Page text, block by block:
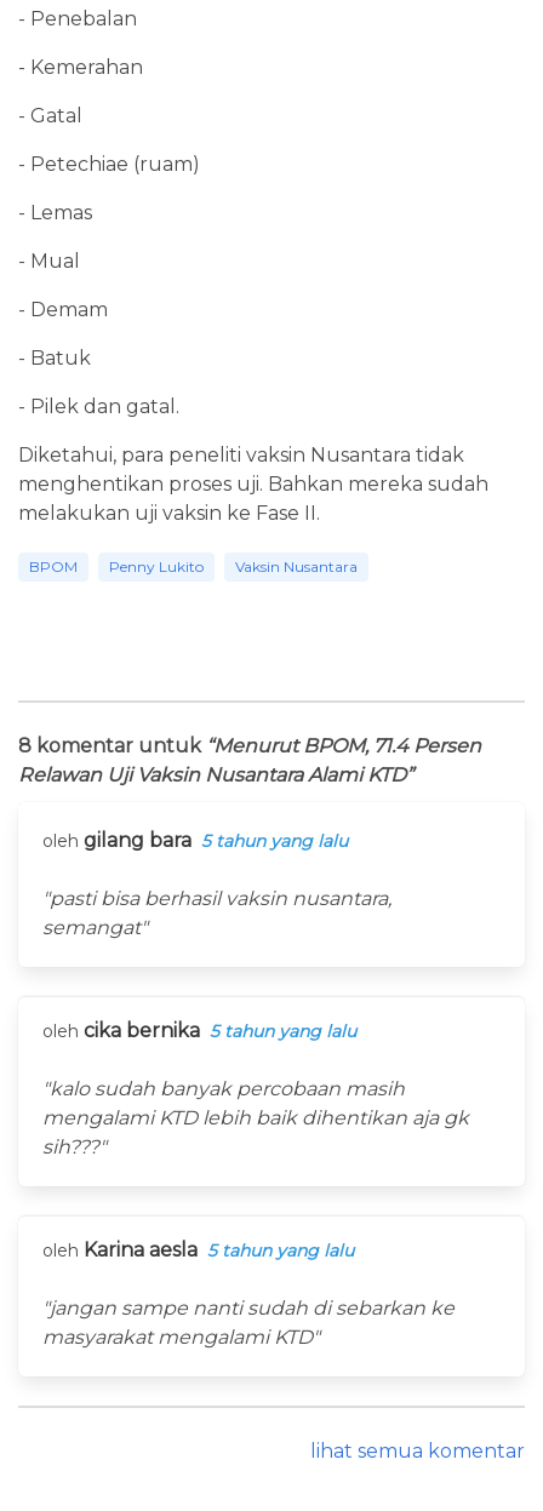
- Penebalan
- Kemerahan
- Gatal
- Petechiae (ruam)
- Lemas
- Mual
- Demam
- Batuk
- Pilek dan gatal.
Diketahui, para peneliti vaksin Nusantara tidak
menghentikan proses uji. Bahkan mereka sudah
melakukan uji vaksin ke Fase II.
BPOM Penny Lukito Vaksin Nusantara
8 komentar untuk “Menurut BPOM, 71.4 Persen
Relawan Uji Vaksin Nusantara Alami KTD”
oleh gilang bara 5 tahun yang lalu
"pasti bisa berhasil vaksin nusantara,
semangat"
oleh cika bernika 5 tahun yang lalu
"kalo sudah banyak percobaan masih
mengalami KTD lebih baik dihentikan aja gk
sih???"
oleh Karina aesla 5 tahun yang lalu
"jangan sampe nanti sudah di sebarkan ke
masyarakat mengalami KTD"
lihat semua komentar